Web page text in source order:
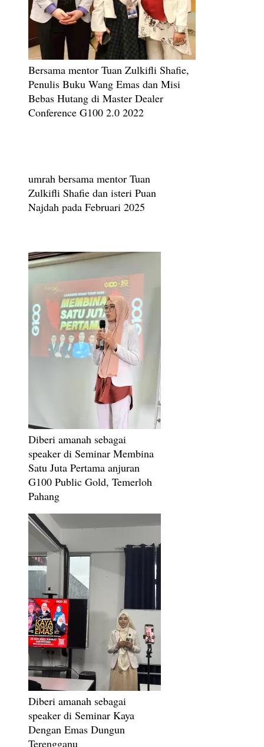
Bersama mentor Tuan Zulkifli Shafie,
Penulis Buku Wang Emas dan Misi
Bebas Hutang di Master Dealer
Conference G100 2.0 2022
umrah bersama mentor Tuan
Zulkifli Shafie dan isteri Puan
Najdah pada Februari 2025
Diberi amanah sebagai
speaker di Seminar Membina
Satu Juta Pertama anjuran
G100 Public Gold, Temerloh
Pahang
Diberi amanah sebagai
speaker di Seminar Kaya
Dengan Emas Dungun
Terengganu